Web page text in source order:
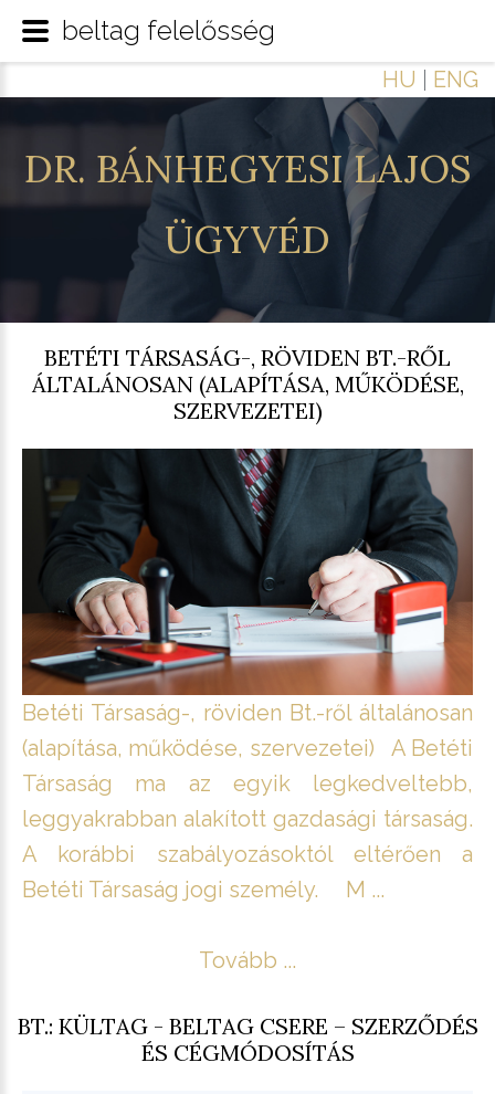
HU ENG
DR. BÁNHEGYESI LAJOS
ÜGYVÉD
BETÉTI TÁRSASÁG-, RÖVIDEN BT.-RŐL
ÁLTALÁNOSAN (ALAPÍTÁSA, MŰKÖDÉSE,
SZERVEZETEI)
Betéti Társaság-, röviden Bt.-ről általánosan
(alapítása, működése, szervezetei) A Betéti
Társaság ma az egyik legkedveltebb,
leggyakrabban alakított gazdasági társaság.
A korábbi szabályozásoktól eltérően a
Betéti Társaság jogi személy. M ...
Tovább ...
BT.: KÜLTAG - BELTAG CSERE – SZERZŐDÉS
ÉS CÉGMÓDOSÍTÁS
beltag felelősség